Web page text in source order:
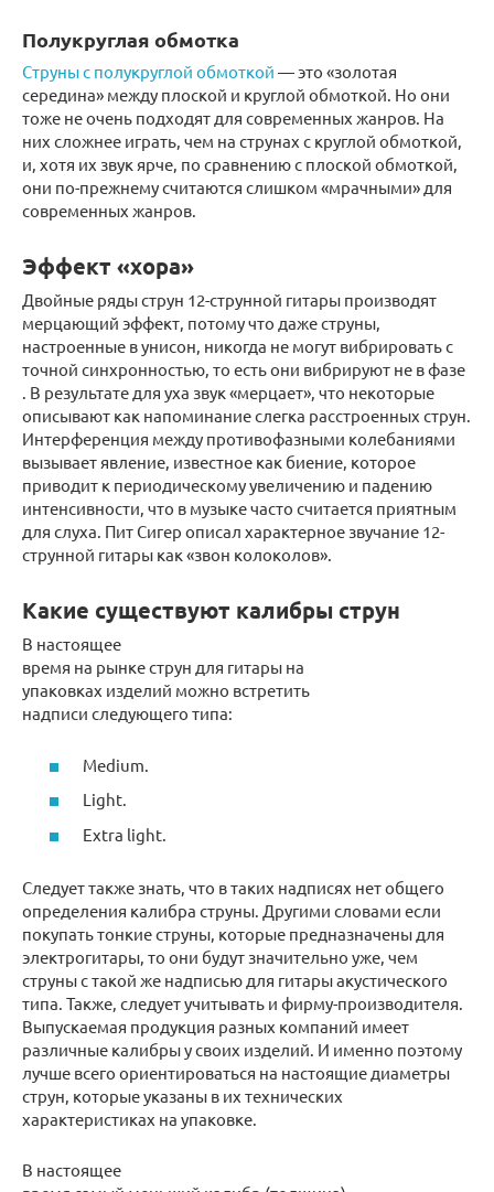
Полукруглая обмотка
Струны с полукруглой обмоткой — это «золотая
середина» между плоской и круглой обмоткой. Но они
тоже не очень подходят для современных жанров. На
них сложнее играть, чем на струнах с круглой обмоткой,
и, хотя их звук ярче, по сравнению с плоской обмоткой,
они по-прежнему считаются слишком «мрачными» для
современных жанров.
Эффект «хора»
Двойные ряды струн 12-струнной гитары производят
мерцающий эффект, потому что даже струны,
настроенные в унисон, никогда не могут вибрировать с
точной синхронностью, то есть они вибрируют не в фазе
. В результате для уха звук «мерцает», что некоторые
описывают как напоминание слегка расстроенных струн.
Интерференция между противофазными колебаниями
вызывает явление, известное как биение, которое
приводит к периодическому увеличению и падению
интенсивности, что в музыке часто считается приятным
для слуха. Пит Сигер описал характерное звучание 12-
струнной гитары как «звон колоколов».
Какие существуют калибры струн
В настоящее
время на рынке струн для гитары на
упаковках изделий можно встретить
надписи следующего типа:
Medium.
Light.
Extra light.
Следует также знать, что в таких надписях нет общего
определения калибра струны. Другими словами если
покупать тонкие струны, которые предназначены для
электрогитары, то они будут значительно уже, чем
струны с такой же надписью для гитары акустического
типа. Также, следует учитывать и фирму-производителя.
Выпускаемая продукция разных компаний имеет
различные калибры у своих изделий. И именно поэтому
лучше всего ориентироваться на настоящие диаметры
струн, которые указаны в их технических
характеристиках на упаковке.
В настоящее